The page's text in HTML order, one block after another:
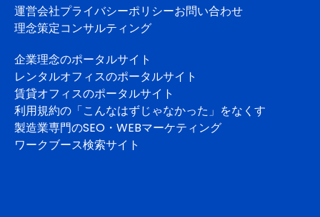
運営会社プライバシーポリシーお問い合わせ
理念策定コンサルティング
企業理念のポータルサイト
レンタルオフィスのポータルサイト
賃貸オフィスのポータルサイト
利用規約の「こんなはずじゃなかった」をなくす
製造業専門のSEO・WEBマーケティング
ワークブース検索サイト